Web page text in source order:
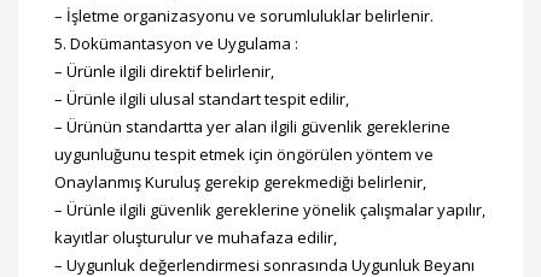
– İşletme organizasyonu ve sorumluluklar belirlenir.
5. Dokümantasyon ve Uygulama :
– Ürünle ilgili direktif belirlenir,
– Ürünle ilgili ulusal standart tespit edilir,
– Ürünün standartta yer alan ilgili güvenlik gereklerine
uygunluğunu tespit etmek için öngörülen yöntem ve
Onaylanmış Kuruluş gerekip gerekmediği belirlenir,
– Ürünle ilgili güvenlik gereklerine yönelik çalışmalar yapılır,
kayıtlar oluşturulur ve muhafaza edilir,
– Uygunluk değerlendirmesi sonrasında Uygunluk Beyanı